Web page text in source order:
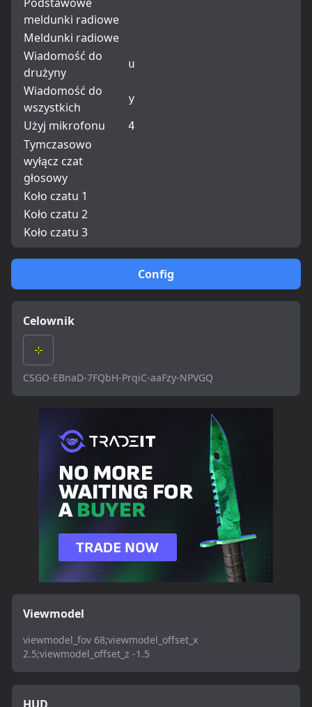
Config
Celownik
CSGO-EBnaD-7FQbH-PrqiC-aaFzy-NPVGQ
Viewmodel
viewmodel_fov 68;viewmodel_offset_x
2.5;viewmodel_offset_z -1.5
meldunki radiowe
Meldunki radiowe
Wiadomość do
drużyny
u
Wiadomość do
wszystkich
y
Użyj mikrofonu 4
Tymczasowo
wyłącz czat
głosowy
Koło czatu 1
Koło czatu 2
Koło czatu 3